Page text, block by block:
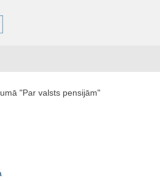
"Par valsts pensijām"